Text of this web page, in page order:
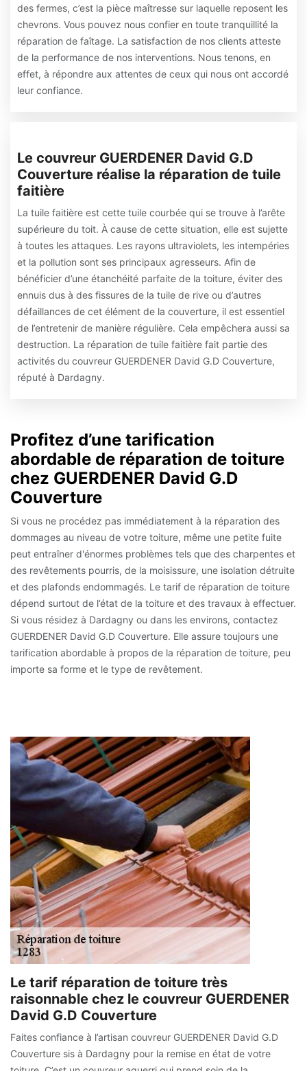
des fermes, c’est la pièce maîtresse sur laquelle reposent les
chevrons. Vous pouvez nous confier en toute tranquillité la
réparation de faîtage. La satisfaction de nos clients atteste
de la performance de nos interventions. Nous tenons, en
effet, à répondre aux attentes de ceux qui nous ont accordé
leur confiance.
Le couvreur GUERDENER David G.D
Couverture réalise la réparation de tuile
faitière
La tuile faitière est cette tuile courbée qui se trouve à l’arête
supérieure du toit. À cause de cette situation, elle est sujette
à toutes les attaques. Les rayons ultraviolets, les intempéries
et la pollution sont ses principaux agresseurs. Afin de
bénéficier d’une étanchéité parfaite de la toiture, éviter des
ennuis dus à des fissures de la tuile de rive ou d’autres
défaillances de cet élément de la couverture, il est essentiel
de l’entretenir de manière régulière. Cela empêchera aussi sa
destruction. La réparation de tuile faitière fait partie des
activités du couvreur GUERDENER David G.D Couverture,
réputé à Dardagny.
Profitez d’une tarification
abordable de réparation de toiture
chez GUERDENER David G.D
Couverture
Si vous ne procédez pas immédiatement à la réparation des
dommages au niveau de votre toiture, même une petite fuite
peut entraîner d'énormes problèmes tels que des charpentes et
des revêtements pourris, de la moisissure, une isolation détruite
et des plafonds endommagés. Le tarif de réparation de toiture
dépend surtout de l’état de la toiture et des travaux à effectuer.
Si vous résidez à Dardagny ou dans les environs, contactez
GUERDENER David G.D Couverture. Elle assure toujours une
tarification abordable à propos de la réparation de toiture, peu
importe sa forme et le type de revêtement.
Le tarif réparation de toiture très
raisonnable chez le couvreur GUERDENER
David G.D Couverture
Faites confiance à l’artisan couvreur GUERDENER David G.D
Couverture sis à Dardagny pour la remise en état de votre